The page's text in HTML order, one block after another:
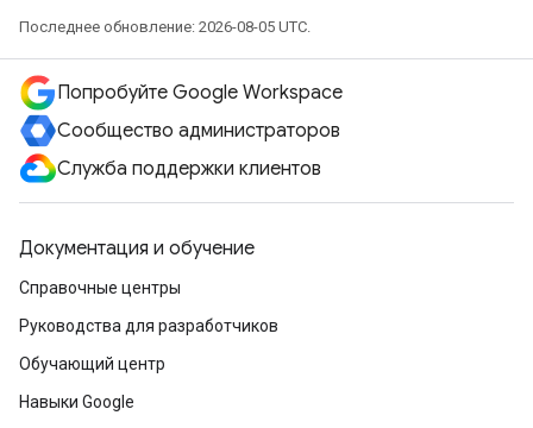
Последнее обновление: 2026-08-05 UTC.
Попробуйте Google Workspace
Сообщество администраторов
Служба поддержки клиентов
Документация и обучение
Справочные центры
Руководства для разработчиков
Обучающий центр
Навыки Google